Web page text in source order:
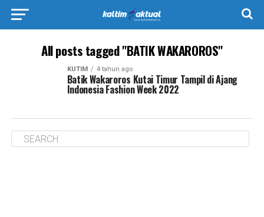
All posts tagged "BATIK WAKAROROS"
KUTIM 4 tahun ago
Batik Wakaroros Kutai Timur Tampil di Ajang
Indonesia Fashion Week 2022